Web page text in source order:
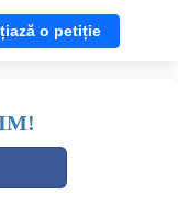
o petiție